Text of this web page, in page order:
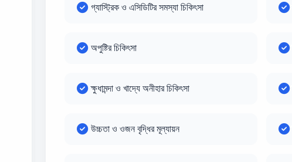
গ্যাস্ট্রিক ও এসিডিটির সমস্যা চিকিৎসা
অপুষ্টির চিকিৎসা
ক্ষুধামন্দা ও খাদ্যে অনীহার চিকিৎসা
উচ্চতা ও ওজন বৃদ্ধির মূল্যায়ন